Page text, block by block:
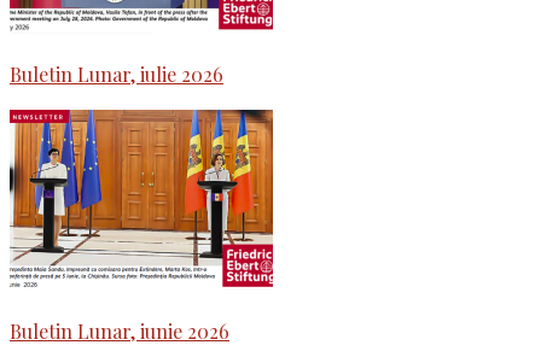
Buletin Lunar, iulie 2026
Buletin Lunar, iunie 2026